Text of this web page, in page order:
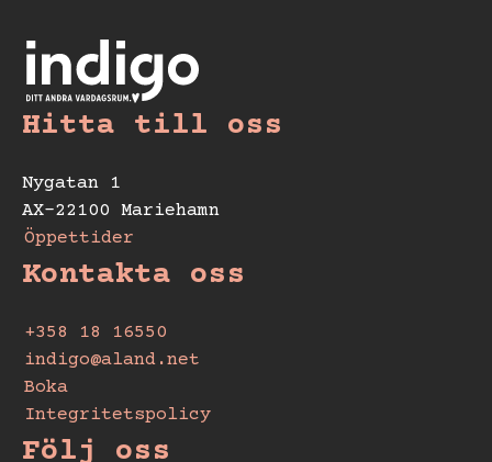
Hitta till oss
Nygatan 1
AX-22100 Mariehamn
Öppettider
Kontakta oss
+358 18 16550
indigo@aland.net
Boka
Integritetspolicy
Följ oss